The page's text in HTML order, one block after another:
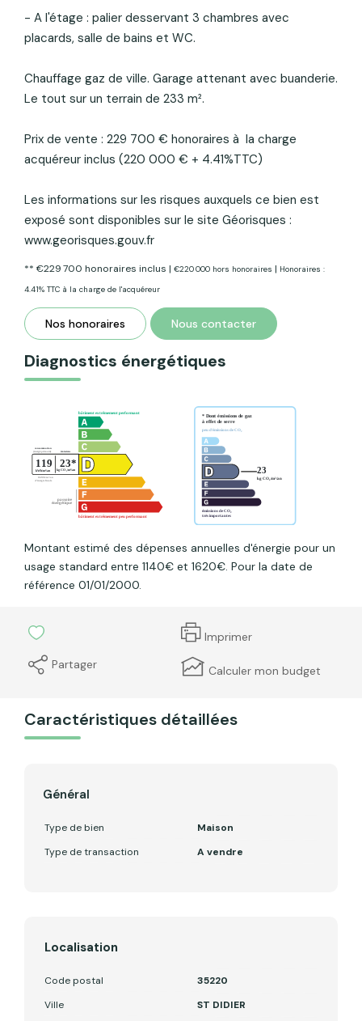
- A l'étage : palier desservant 3 chambres avec
placards, salle de bains et WC.
Chauffage gaz de ville. Garage attenant avec buanderie.
Le tout sur un terrain de 233 m².
Prix de vente : 229 700 € honoraires à la charge
acquéreur inclus (220 000 € + 4.41%TTC)
Les informations sur les risques auxquels ce bien est
exposé sont disponibles sur le site Géorisques :
www.georisques.gouv.fr
** €229 700 honoraires inclus | €220 000 hors honoraires | Honoraires :
4.41% TTC à la charge de l'acquéreur
Nos honoraires Nous contacter
Diagnostics énergétiques
Montant estimé des dépenses annuelles d'énergie pour un
usage standard entre 1140€ et 1620€. Pour la date de
référence 01/01/2000.
Imprimer
Partager
Calculer mon budget
Caractéristiques détaillées
Général
Type de bien
Maison
Type de transaction
A vendre
Localisation
Code postal
35220
Ville
ST DIDIER